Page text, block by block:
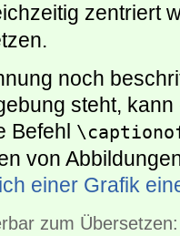
zentriert
noch
steht,
Befehl
von
einer Grafik
zum Übersetzen: